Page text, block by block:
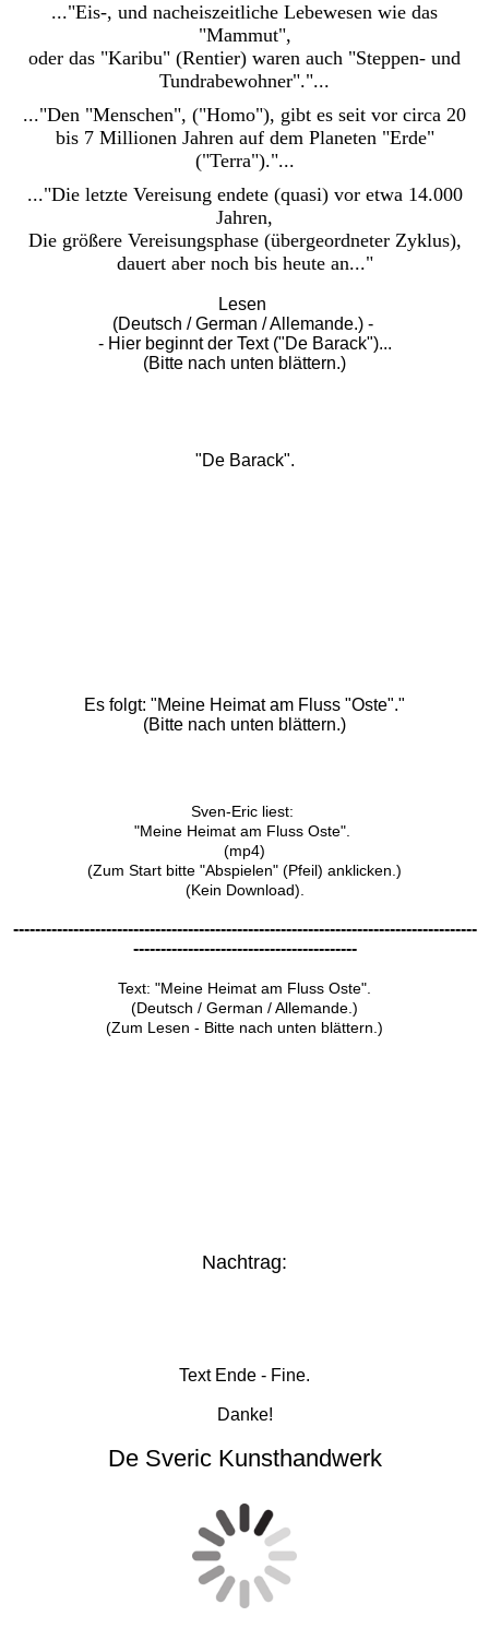
..."Eis-, und nacheiszeitliche Lebewesen wie das
"Mammut",
oder das "Karibu" (Rentier) waren auch "Steppen- und
Tundrabewohner"."...
..."Den "Menschen", ("Homo"), gibt es seit vor circa 20
bis 7 Millionen Jahren auf dem Planeten "Erde"
("Terra")."...
..."Die letzte Vereisung endete (quasi) vor etwa 14.000
Jahren,
Die größere Vereisungsphase (übergeordneter Zyklus),
dauert aber noch bis heute an..."
Lesen
(Deutsch / German / Allemande.) -
- Hier beginnt der Text ("De Barack")...
(Bitte nach unten blättern.)
"De Barack".
Es folgt: "Meine Heimat am Fluss "Oste"."
(Bitte nach unten blättern.)
Sven-Eric liest:
"Meine Heimat am Fluss Oste".
(mp4)
(Zum Start bitte "Abspielen" (Pfeil) anklicken.)
(Kein Download).
-------------------------------------------------------------------------------------
-----------------------------------------
Text: "Meine Heimat am Fluss Oste".
(Deutsch / German / Allemande.)
(Zum Lesen - Bitte nach unten blättern.)
Nachtrag:
Text Ende - Fine.
Danke!
De Sveric Kunsthandwerk